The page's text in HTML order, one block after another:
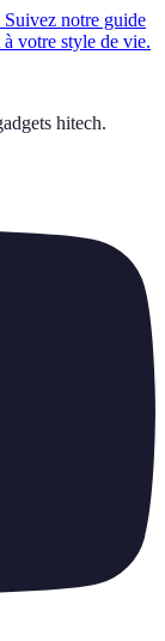
notre guide
votre style de vie.
hitech.